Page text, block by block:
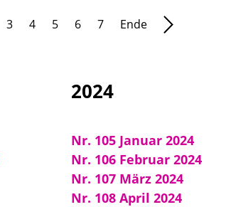
3 4 5 6 7 Ende
2024
Nr. 105 Januar 2024
Nr. 106 Februar 2024
Nr. 107 März 2024
Nr. 108 April 2024